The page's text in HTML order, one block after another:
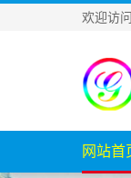
欢迎访
网站首